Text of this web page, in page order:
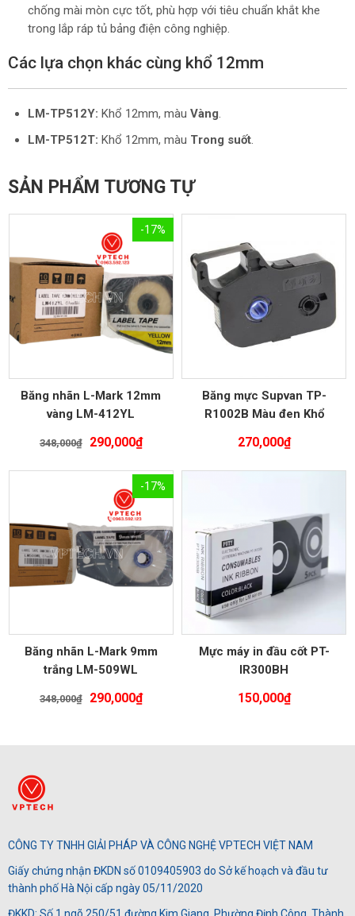
chống mài mòn cực tốt, phù hợp với tiêu chuẩn khắt khe
trong lắp ráp tủ bảng điện công nghiệp.
Các lựa chọn khác cùng khổ 12mm
LM-TP512Y: Khổ 12mm, màu Vàng.
LM-TP512T: Khổ 12mm, màu Trong suốt.
SẢN PHẨM TƯƠNG TỰ
-17%
Băng nhãn L-Mark 12mm
vàng LM-412YL
348,000₫
Giá
348,000₫.
290,000₫Giá
tại
là:
Băng mực Supvan TP-
R1002B Màu đen Khổ
270,000₫
-17%
Băng nhãn L-Mark 9mm
trắng LM-509WL
348,000₫
Giá
290,000₫Giá
Mực máy in đầu cốt PT-
IR300BH
150,000₫
CÔNG TY TNHH GIẢI PHÁP VÀ CÔNG NGHỆ VPTECH VIỆT NAM
Giấy chứng nhận ĐKDN số 0109405903 do Sở kế hoạch và đầu tư
thành phố Hà Nội cấp ngày 05/11/2020